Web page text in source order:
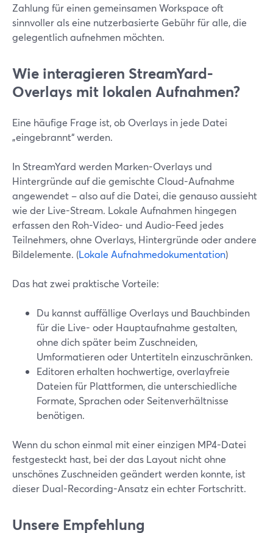
Zahlung für einen gemeinsamen Workspace oft
sinnvoller als eine nutzerbasierte Gebühr für alle, die
gelegentlich aufnehmen möchten.
Wie interagieren StreamYard-
Overlays mit lokalen Aufnahmen?
Eine häufige Frage ist, ob Overlays in jede Datei
„eingebrannt“ werden.
In StreamYard werden Marken-Overlays und
Hintergründe auf die gemischte Cloud-Aufnahme
angewendet – also auf die Datei, die genauso aussieht
wie der Live-Stream. Lokale Aufnahmen hingegen
erfassen den Roh-Video- und Audio-Feed jedes
Teilnehmers, ohne Overlays, Hintergründe oder andere
Bildelemente. (Lokale Aufnahmedokumentation)
Das hat zwei praktische Vorteile:
Du kannst auffällige Overlays und Bauchbinden
für die Live- oder Hauptaufnahme gestalten,
ohne dich später beim Zuschneiden,
Umformatieren oder Untertiteln einzuschränken.
Editoren erhalten hochwertige, overlayfreie
Dateien für Plattformen, die unterschiedliche
Formate, Sprachen oder Seitenverhältnisse
benötigen.
Wenn du schon einmal mit einer einzigen MP4-Datei
festgesteckt hast, bei der das Layout nicht ohne
unschönes Zuschneiden geändert werden konnte, ist
dieser Dual-Recording-Ansatz ein echter Fortschritt.
Unsere Empfehlung